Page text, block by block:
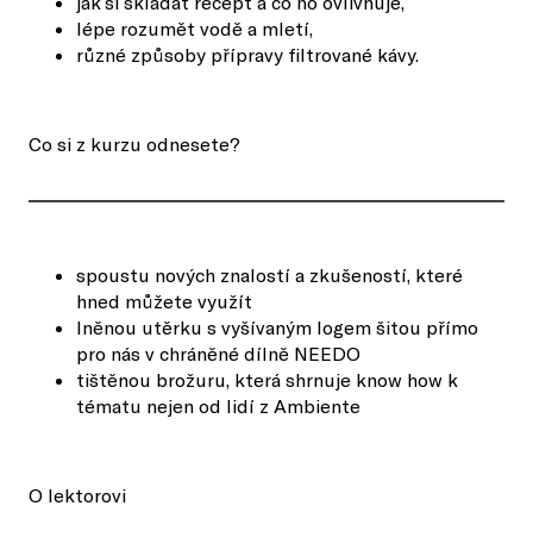
lépe rozumět vodě a mletí,
různé způsoby přípravy filtrované kávy.
Co si z kurzu odnesete?
spoustu nových znalostí a zkušeností, které
hned můžete využít
lněnou utěrku s vyšívaným logem šitou přímo
pro nás v chráněné dílně NEEDO
tištěnou brožuru, která shrnuje know how k
tématu nejen od lidí z Ambiente
O lektorovi